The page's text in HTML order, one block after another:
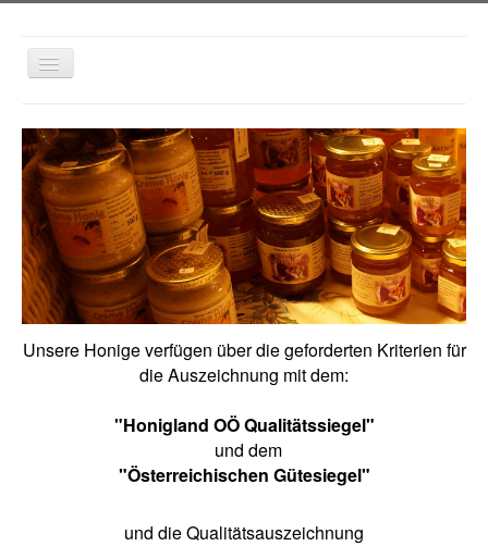
Navigation
an/aus
IMKEREI
APARTMENT KÄRNTEN
APARTMENT OBERÖSTERREICH
KONTAKT
Unsere Honige verfügen über die geforderten Kriterien für
die Auszeichnung mit dem:
"Honigland OÖ Qualitätssiegel"
und dem
"Österreichischen Gütesiegel"
und die Qualitätsauszeichnung